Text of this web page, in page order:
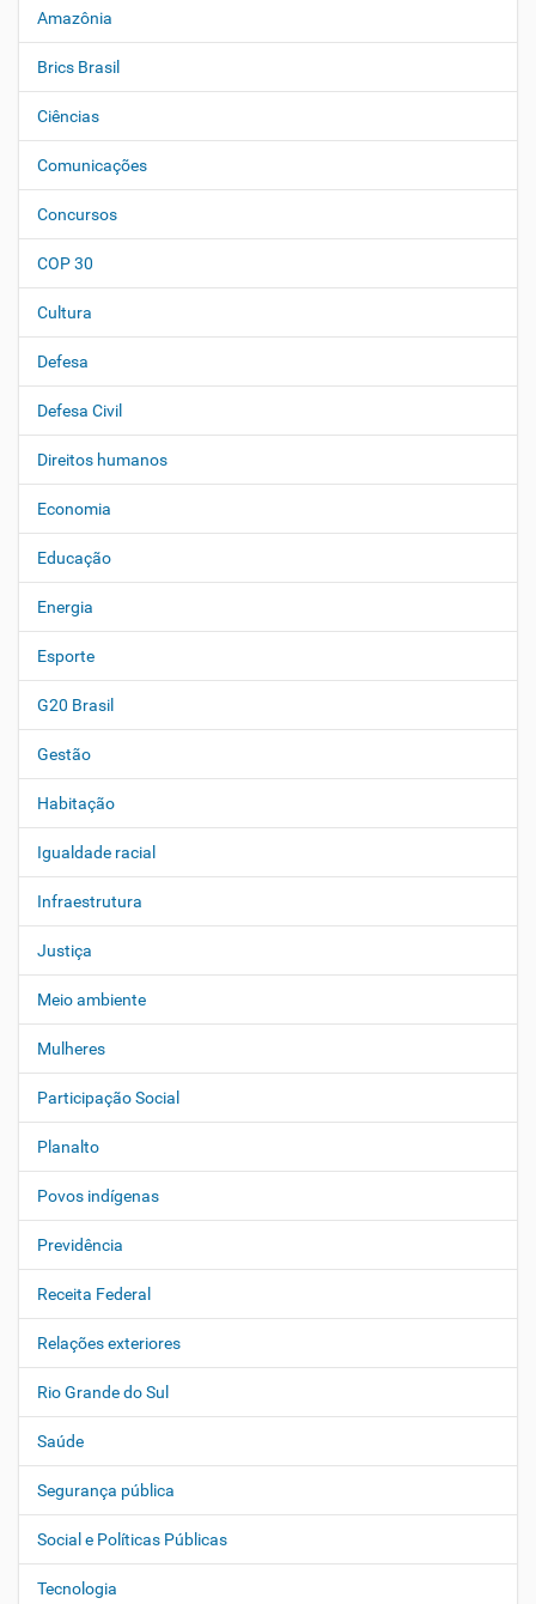
e
g
a
ç
ã
o
Amazônia
Brics Brasil
Ciências
Comunicações
Concursos
COP 30
Cultura
Defesa
Defesa Civil
Direitos humanos
Economia
Educação
Energia
Esporte
G20 Brasil
Gestão
Habitação
Igualdade racial
Infraestrutura
Justiça
Meio ambiente
Mulheres
Participação Social
Planalto
Povos indígenas
Previdência
Receita Federal
Relações exteriores
Rio Grande do Sul
Saúde
Segurança pública
Social e Políticas Públicas
Tecnologia